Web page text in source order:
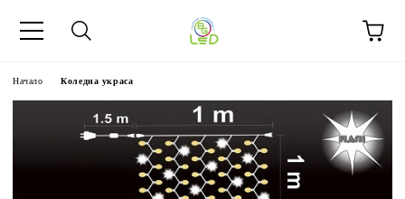
Начало Коледна украса